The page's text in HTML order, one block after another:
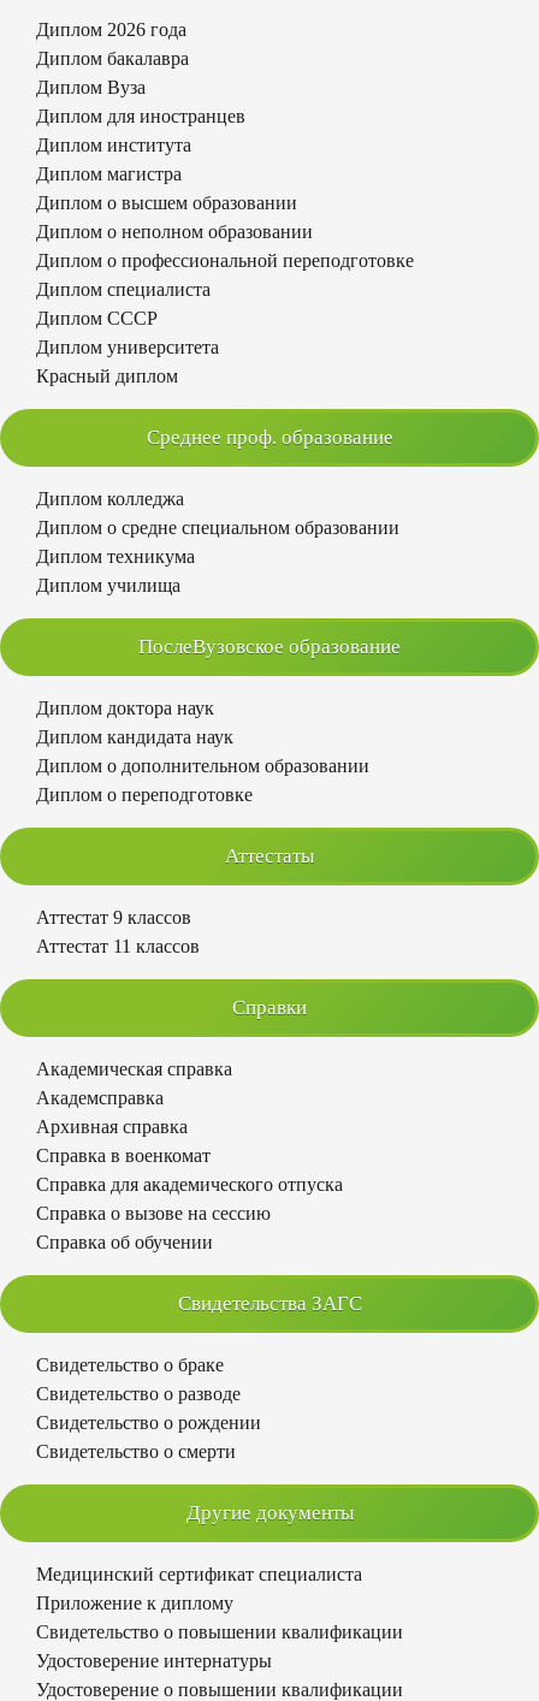
Диплом 2026 года
Диплом бакалавра
Диплом Вуза
Диплом для иностранцев
Диплом института
Диплом магистра
Диплом о высшем образовании
Диплом о неполном образовании
Диплом о профессиональной переподготовке
Диплом специалиста
Диплом СССР
Диплом университета
Красный диплом
Среднее проф. образование
Диплом колледжа
Диплом о средне специальном образовании
Диплом техникума
Диплом училища
ПослеВузовское образование
Диплом доктора наук
Диплом кандидата наук
Диплом о дополнительном образовании
Диплом о переподготовке
Аттестаты
Аттестат 9 классов
Аттестат 11 классов
Справки
Академическая справка
Академсправка
Архивная справка
Справка в военкомат
Справка для академического отпуска
Справка о вызове на сессию
Справка об обучении
Свидетельства ЗАГС
Свидетельство о браке
Свидетельство о разводе
Свидетельство о рождении
Свидетельство о смерти
Другие документы
Медицинский сертификат специалиста
Приложение к диплому
Свидетельство о повышении квалификации
Удостоверение интернатуры
Удостоверение о повышении квалификации